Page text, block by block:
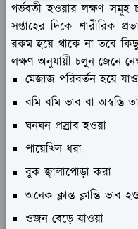
গর্ভবতী হওয়ার লক্ষণ সমূহ
সপ্তাহের দিকে শারীরিক
রকম হয়ে থাকে না তবে
লক্ষণ অনুযায়ী চলুন জেনে
মেজাজ পরিবর্তন হয়ে
বমি বমি ভাব বা অস্বস্তি
ঘনঘন প্রস্রাব হওয়া
পায়েখিল ধরা
বুক জ্বালাপোড়া করা
অনেক ক্লান্ত ক্লান্তি ভাব
ওজন বেড়ে যাওয়া